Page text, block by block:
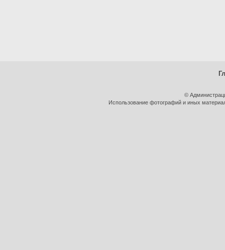
©
Использование фотографий и иных